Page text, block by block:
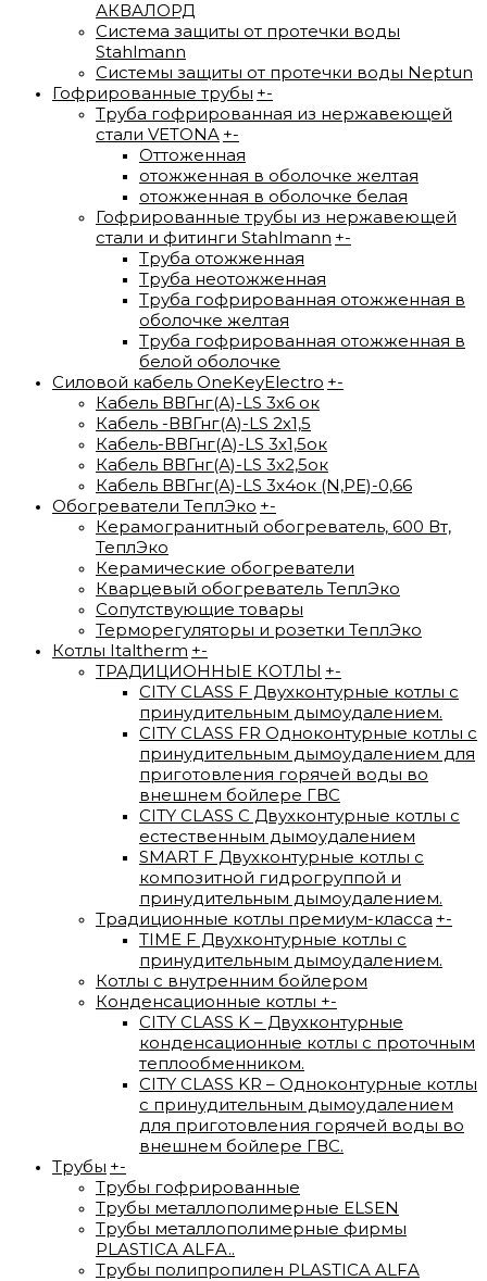
АКВАЛОРД
Система защиты от протечки воды
Stahlmann
Системы защиты от протечки воды Neptun
Гофрированные трубы +-
Труба гофрированная из нержавеющей
стали VETONA +-
Оттоженная
отожженная в оболочке желтая
отожженная в оболочке белая
Гофрированные трубы из нержавеющей
стали и фитинги Stahlmann +-
Труба отожженная
Труба неотожженная
Труба гофрированная отожженная в
оболочке желтая
Труба гофрированная отожженная в
белой оболочке
Силовой кабель OneKeyElectro +-
Кабель ВВГнг(А)-LS 3х6 ок
Кабель -ВВГнг(А)-LS 2х1,5
Кабель-ВВГнг(А)-LS 3х1,5ок
Кабель ВВГнг(А)-LS 3х2,5ок
Кабель ВВГнг(А)-LS 3х4ок (N,PE)-0,66
Обогреватели ТеплЭко +-
Керамогранитный обогреватель, 600 Вт,
ТеплЭко
Керамические обогреватели
Кварцевый обогреватель ТеплЭко
Сопутствующие товары
Терморегуляторы и розетки ТеплЭко
Котлы Italtherm +-
ТРАДИЦИОННЫЕ КОТЛЫ +-
CITY CLASS F Двухконтурные котлы с
принудительным дымоудалением.
CITY CLASS FR Одноконтурные котлы с
принудительным дымоудалением для
приготовления горячей воды во
внешнем бойлере ГВС
CITY CLASS C Двухконтурные котлы с
естественным дымоудалением
SMART F Двухконтурные котлы с
композитной гидрогруппой и
принудительным дымоудалением.
Традиционные котлы премиум-класса +-
TIME F Двухконтурные котлы с
принудительным дымоудалением.
Котлы с внутренним бойлером
Конденсационные котлы +-
CITY CLASS K – Двухконтурные
конденсационные котлы с проточным
теплообменником.
CITY CLASS KR – Одноконтурные котлы
с принудительным дымоудалением
для приготовления горячей воды во
внешнем бойлере ГВС.
Трубы +-
Трубы гофрированные
Трубы металлополимерные ELSEN
Трубы металлополимерные фирмы
PLASTICA ALFA..
Трубы полипропилен PLASTICA ALFA